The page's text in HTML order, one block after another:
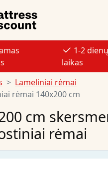
1-2
laikas
Lameliniai rėmai
rėmai 140x200 cm
cm
rėmai